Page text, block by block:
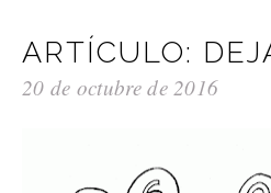
ARTÍCULO:
20 de octubre de 2016